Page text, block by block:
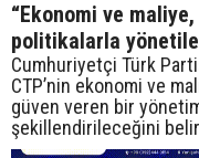
“Ekonomi ve
politikalarla
Cumhuriyetçi Türk
CTP’nin ekonomi ve
güven veren bir
şekillendirileceğini